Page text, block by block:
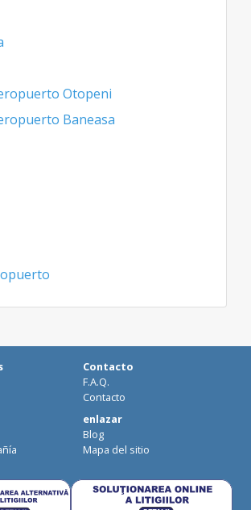
Otopeni
Baneasa
Contacto
F.A.Q.
Contacto
enlazar
Blog
Mapa del sitio